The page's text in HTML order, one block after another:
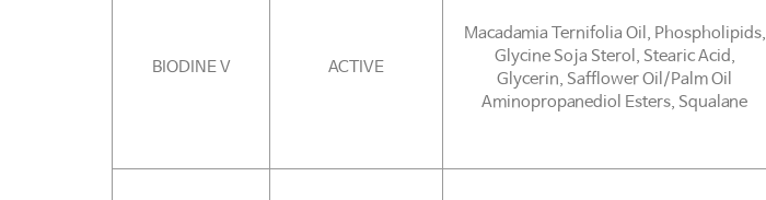
BIODINE V ACTIVE
Macadamia Ternifolia Oil, Phospholipids,
Glycine Soja Sterol, Stearic Acid,
Glycerin, Safflower Oil/Palm Oil
Aminopropanediol Esters, Squalane